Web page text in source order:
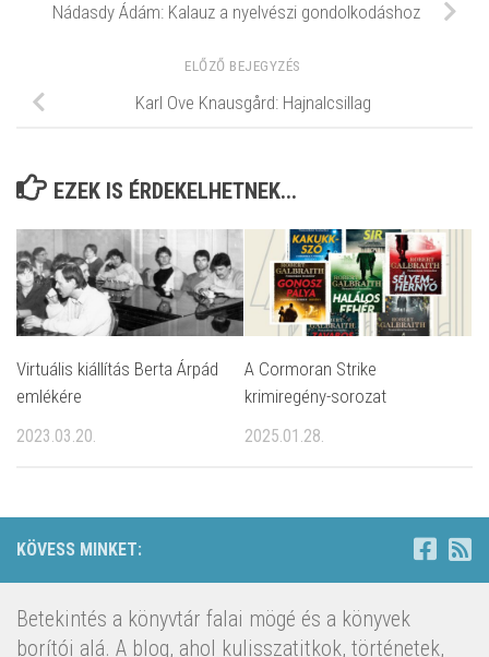
Nádasdy Ádám: Kalauz a nyelvészi gondolkodáshoz
ELŐZŐ BEJEGYZÉS
Karl Ove Knausgård: Hajnalcsillag
EZEK IS ÉRDEKELHETNEK...
Virtuális kiállítás Berta Árpád
emlékére
2023.03.20.
A Cormoran Strike
krimiregény-sorozat
2025.01.28.
KÖVESS MINKET:
Betekintés a könyvtár falai mögé és a könyvek
borítói alá. A blog, ahol kulisszatitkok, történetek,